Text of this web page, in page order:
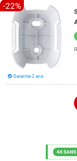
-22%
Garantie 2 ans
4X SANS